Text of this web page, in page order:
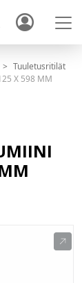
Tuuletusritilät
X 598 MM